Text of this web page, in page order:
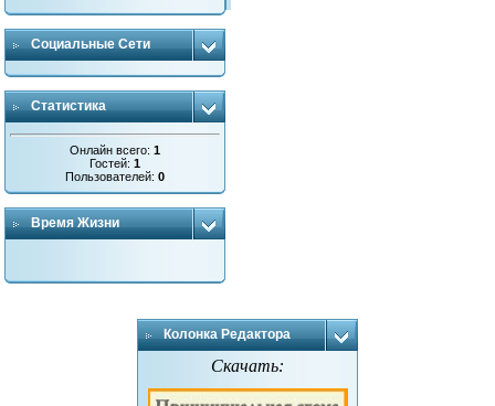
Социальные Сети
Статистика
Онлайн всего:1
Гостей:1
Пользователей:0
Время Жизни
Колонка Редактора
Скачать: